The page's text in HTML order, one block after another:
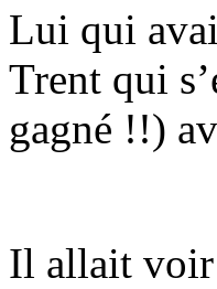
Lui qui
Trent qui
gagné !!)
Il allait voir